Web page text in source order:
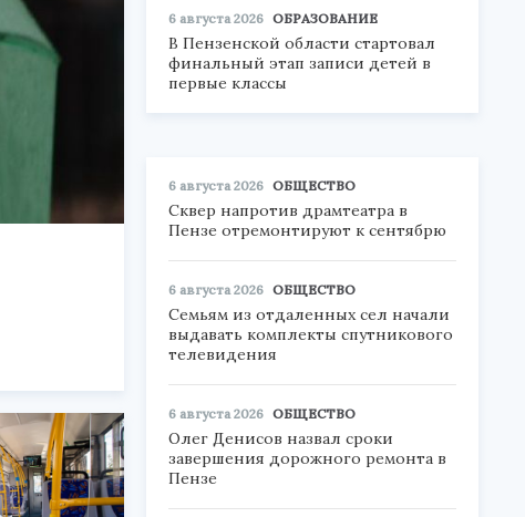
6 августа 2026 ОБРАЗОВАНИЕ
В Пензенской области стартовал
финальный этап записи детей в
первые классы
6 августа 2026 ОБЩЕСТВО
Сквер напротив драмтеатра в
Пензе отремонтируют к сентябрю
6 августа 2026 ОБЩЕСТВО
Семьям из отдаленных сел начали
выдавать комплекты спутникового
телевидения
6 августа 2026 ОБЩЕСТВО
Олег Денисов назвал сроки
завершения дорожного ремонта в
Пензе